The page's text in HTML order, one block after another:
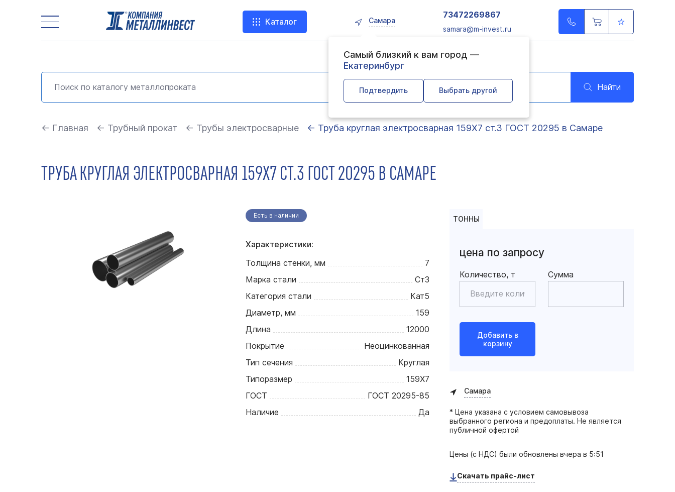
Каталог Самара
Самый близкий к вам город —
Екатеринбург
Подтвердить Выбрать другой
73472269867
samara@m-invest.ru
Найти
← Главная ← Трубный прокат ← Трубы электросварные ← Труба круглая электросварная 159Х7 ст.3 ГОСТ 20295 в Самаре
ТРУБА КРУГЛАЯ ЭЛЕКТРОСВАРНАЯ 159Х7 СТ.3 ГОСТ 20295 В САМАРЕ
Есть в наличии
Характеристики:
Толщина стенки, мм
7
Марка стали
Ст3
Категория стали
Кат5
Диаметр, мм
159
Длина
12000
Покрытие
Неоцинкованная
Тип сечения
Круглая
Типоразмер
159Х7
ГОСТ
ГОСТ 20295-85
Наличие
Да
ТОННЫ
цена по запросу
Количество, т Сумма
Добавить в
корзину
Самара
* Цена указана с условием самовывоза
выбранного региона и предоплаты. Не является
публичной офертой
Цены (с НДС) были обновленывчера в 5:51
Скачать прайс-лист